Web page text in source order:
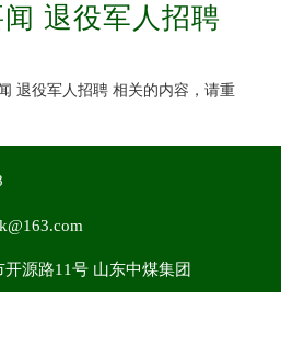
退役军人招聘
退役军人招聘 相关的内容，请重
源路11号 山东中煤集团